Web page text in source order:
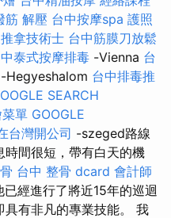
筋 解壓 台中按摩spa 護照
拿技術士 台中筋膜刀放鬆
泰式按摩排毒 -Vienna 台
-Hegyeshalom 台中排毒推
SEARCH
單 GOOGLE
台灣開公司 -szeged路線
間很短，帶有白天的機
台中 整骨 dcard 會計師
已經進行了將近15年的巡迴
有非凡的專業技能。 我